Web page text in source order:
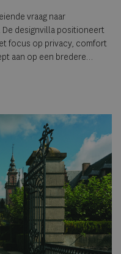
vraag naar
De designvilla positioneert
focus op privacy, comfort
aan op een bredere